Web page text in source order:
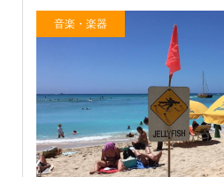
音楽・楽器